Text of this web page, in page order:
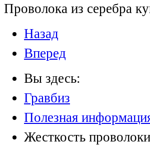
Проволока из серебра
Назад
Вперед
Вы здесь:
Гравбиз
Полезная
Жесткость